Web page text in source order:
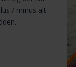
/ minus alt